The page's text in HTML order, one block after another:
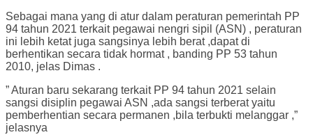
Sebagai mana yang di atur dalam peraturan pemerintah PP
94 tahun 2021 terkait pegawai nengri sipil (ASN) , peraturan
ini lebih ketat juga sangsinya lebih berat ,dapat di
berhentikan secara tidak hormat , banding PP 53 tahun
2010, jelas Dimas .
” Aturan baru sekarang terkait PP 94 tahun 2021 selain
sangsi disiplin pegawai ASN ,ada sangsi terberat yaitu
pemberhentian secara permanen ,bila terbukti melanggar ,”
jelasnya